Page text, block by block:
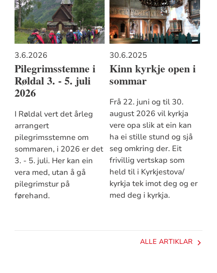
3.6.2026
Pilegrimsstemne i
Røldal 3. - 5. juli
2026
I Røldal vert det årleg
arrangert
pilegrimsstemne om
sommaren, i 2026 er det
3. - 5. juli. Her kan ein
vera med, utan å gå
pilegrimstur på
førehand.
30.6.2025
Kinn kyrkje open i
sommar
Frå 22. juni og til 30.
august 2026 vil kyrkja
vere opa slik at ein kan
ha ei stille stund og sjå
seg omkring der. Eit
frivillig vertskap som
held til i Kyrkjestova/
kyrkja tek imot deg og er
med deg i kyrkja.
ALLE ARTIKLAR